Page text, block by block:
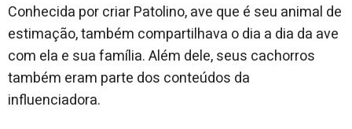
Conhecida por criar Patolino, ave que é seu animal de
estimação, também compartilhava o dia a dia da ave
com ela e sua família. Além dele, seus cachorros
também eram parte dos conteúdos da
influenciadora.